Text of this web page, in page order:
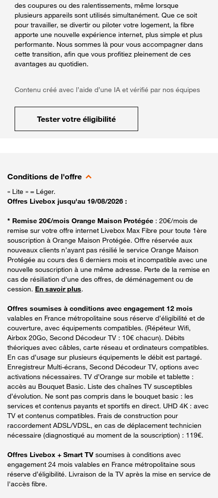
des coupures ou des ralentissements, même lorsque
plusieurs appareils sont utilisés simultanément. Que ce soit
pour travailler, se divertir ou piloter votre logement, la fibre
apporte une nouvelle expérience internet, plus simple et plus
performante. Nous sommes là pour vous accompagner dans
cette transition, afin que vous profitiez pleinement de ces
avantages au quotidien.
Contenu créé avec l’aide d’une IA et vérifié par nos équipes
Tester votre éligibilité
Conditions de l'offre
« Lite » = Léger.
Offres Livebox jusqu'au 19/08/2026 :
* Remise 20€/mois Orange Maison Protégée : 20€/mois de
remise sur votre offre internet Livebox Max Fibre pour toute 1ère
souscription à Orange Maison Protégée. Offre réservée aux
nouveaux clients n’ayant pas résilié le service Orange Maison
Protégée au cours des 6 derniers mois et incompatible avec une
nouvelle souscription à une même adresse. Perte de la remise en
cas de résiliation d’une des offres, de déménagement ou de
cession. En savoir plus.
Offres soumises à conditions avec engagement 12 mois
valables en France métropolitaine sous réserve d’éligibilité et de
couverture, avec équipements compatibles. (Répéteur Wifi,
Airbox 20Go, Second Décodeur TV : 10€ chacun). Débits
théoriques avec câbles, carte réseau et ordinateurs compatibles.
En cas d’usage sur plusieurs équipements le débit est partagé.
Enregistreur Multi-écrans, Second Décodeur TV, options avec
activations nécessaires. TV d’Orange sur mobile et tablette :
accès au Bouquet Basic. Liste des chaînes TV susceptibles
d’évolution. Ne sont pas compris dans le bouquet basic : les
services et contenus payants et sportifs en direct. UHD 4K : avec
TV et contenus compatibles. Frais de construction pour
raccordement ADSL/VDSL, en cas de déplacement technicien
nécessaire (diagnostiqué au moment de la souscription) : 119€.
Offres Livebox + Smart TV soumises à conditions avec
engagement 24 mois valables en France métropolitaine sous
réserve d’éligibilité. Livraison de la TV après la mise en service de
l'accès fibre.